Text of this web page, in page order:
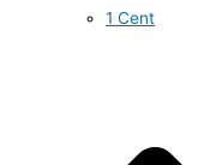
1 Cent